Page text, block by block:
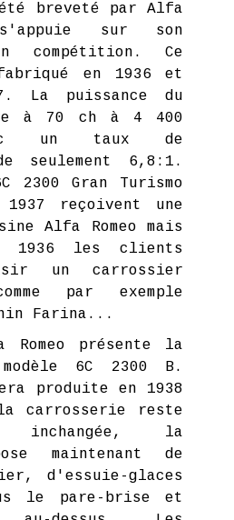
breveté par Alfa
sur son
compétition. Ce
en 1936 et
La puissance du
à 70 ch à 4 400
un taux de
seulement 6,8:1.
2300 Gran Turismo
reçoivent une
Alfa Romeo mais
les clients
un carrossier
par exemple
Farina...
Romeo présente la
6C 2300 B.
produite en 1938
carrosserie reste
inchangée, la
maintenant de
d'essuie-glaces
le pare-brise et